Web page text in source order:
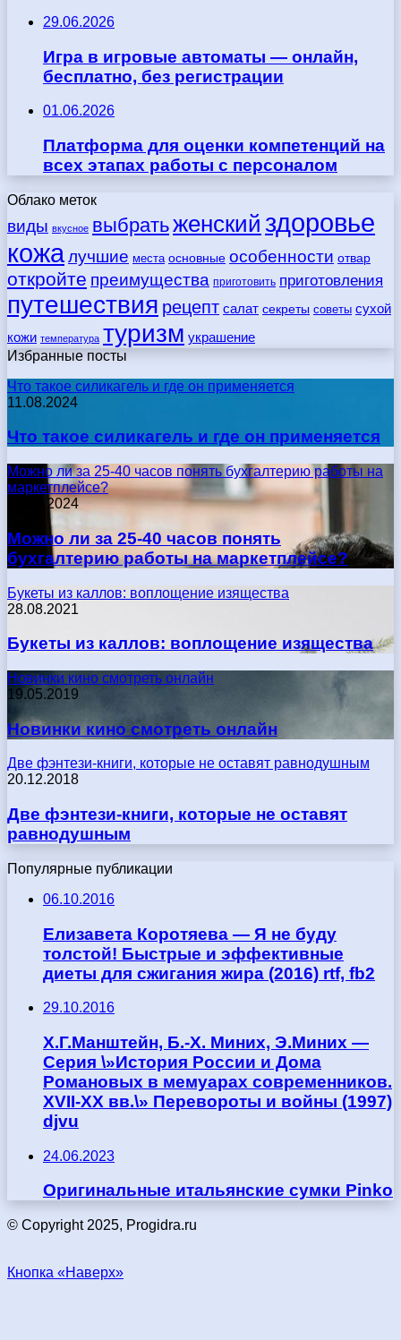
29.06.2026
Игра в игровые автоматы — онлайн,
бесплатно, без регистрации
01.06.2026
Платформа для оценки компетенций на
всех этапах работы с персоналом
Облако меток
виды вкусное выбратьженский здоровье
кожалучшие места основные особенности отвар
откройте преимущества приготовить приготовления
путешествия рецепт салат секреты советы сухой
кожи температура туризм украшение
Избранные посты
Что такое силикагель и где он применяется
11.08.2024
Что такое силикагель и где он применяется
Можно ли за 25-40 часов понять бухгалтерию работы на
маркетплейсе?
17.05.2024
Можно ли за 25-40 часов понять
бухгалтерию работы на маркетплейсе?
Букеты из каллов: воплощение изящества
28.08.2021
Букеты из каллов: воплощение изящества
Новинки кино смотреть онлайн
19.05.2019
Новинки кино смотреть онлайн
Две фэнтези-книги, которые не оставят равнодушным
20.12.2018
Две фэнтези-книги, которые не оставят
равнодушным
Популярные публикации
06.10.2016
Елизавета Коротяева — Я не буду
толстой! Быстрые и эффективные
диеты для сжигания жира (2016) rtf, fb2
29.10.2016
Х.Г.Манштейн, Б.-Х. Миних, Э.Миних —
Серия \»История России и Дома
Романовых в мемуарах современников.
XVII-XX вв.\» Перевороты и войны (1997)
djvu
24.06.2023
Оригинальные итальянские сумки Pinko
© Copyright 2025, Progidra.ru
Кнопка «Наверх»